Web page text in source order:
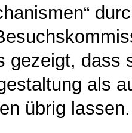
gezeigt, dass
als
übrig